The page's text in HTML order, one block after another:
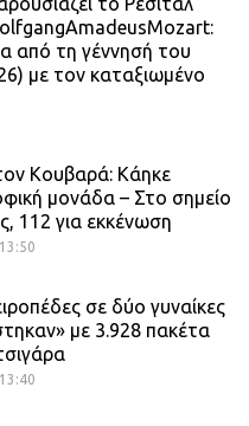
από τη γέννησή του
με τον καταξιωμένο
Κουβαρά: Κάηκε
μονάδα – Στο σημείο
112 για εκκένωση
σε δύο γυναίκες
με 3.928 πακέτα